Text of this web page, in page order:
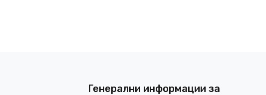
Генерални информации за